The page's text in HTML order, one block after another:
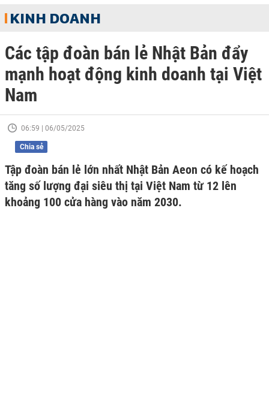
KINH DOANH
Các tập đoàn bán lẻ Nhật Bản đẩy
mạnh hoạt động kinh doanh tại Việt
Nam
06:59 | 06/05/2025
Chia sẻ
Tập đoàn bán lẻ lớn nhất Nhật Bản Aeon có kế hoạch
tăng số lượng đại siêu thị tại Việt Nam từ 12 lên
khoảng 100 cửa hàng vào năm 2030.